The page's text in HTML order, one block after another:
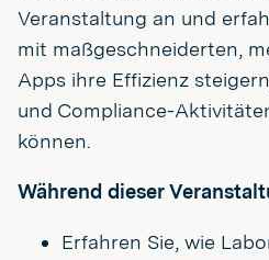
Veranstaltung an und
mit maßgeschneiderten,
Apps ihre Effizienz
und Compliance-
können.
Während dieser
Erfahren Sie, wie